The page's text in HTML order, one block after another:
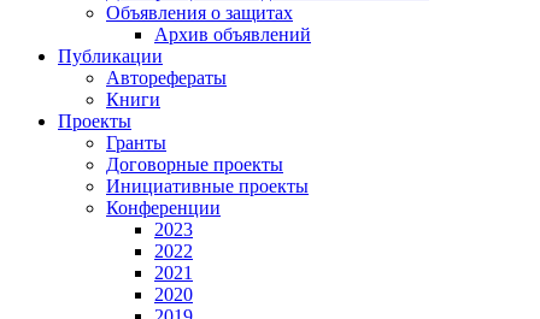
Объявления о защитах
Архив объявлений
Публикации
Авторефераты
Книги
Проекты
Гранты
Договорные проекты
Инициативные проекты
Конференции
2023
2022
2021
2020